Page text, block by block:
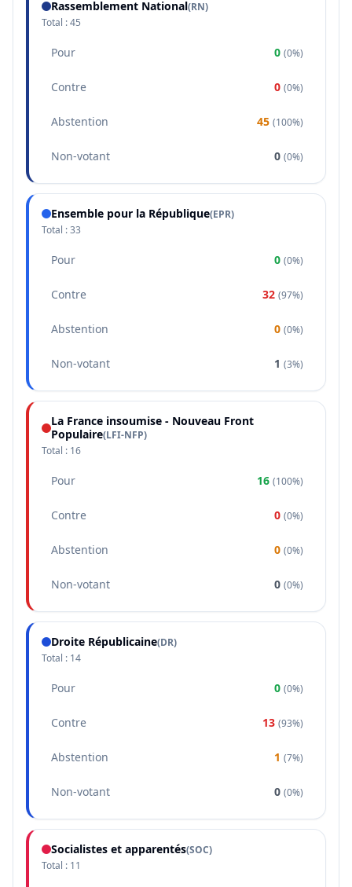
Rassemblement National(RN)
Total :45
Pour 0 (0%)
Contre 0 (0%)
Abstention 45 (100%)
Non-votant 0 (0%)
Ensemble pour la République(EPR)
Total :33
Pour 0 (0%)
Contre 32 (97%)
Abstention 0 (0%)
Non-votant 1 (3%)
La France insoumise - Nouveau Front
Populaire(LFI-NFP)
Total : 16
Pour 16 (100%)
Contre 0 (0%)
Abstention 0 (0%)
Non-votant 0 (0%)
Droite Républicaine(DR)
Total : 14
Pour 0 (0%)
Contre 13 (93%)
Abstention 1 (7%)
Non-votant 0 (0%)
Socialistes et apparentés(SOC)
Total : 11